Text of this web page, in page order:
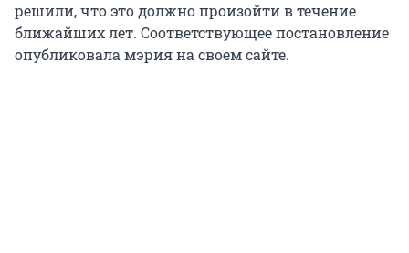
решили, что это должно произойти в течение
ближайших лет. Соответствующее постановление
опубликовала мэрия на своем сайте.